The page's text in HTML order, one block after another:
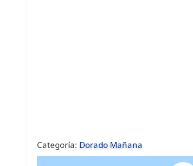
Categoría: Dorado Mañana